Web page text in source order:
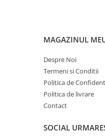
• Produs
• Citiți
• Materialele
(ex. sfoară,
MAGAZINUL
Despre Noi
Termeni si Conditii
Politica de
Politica de livrare
Contact
SOCIAL